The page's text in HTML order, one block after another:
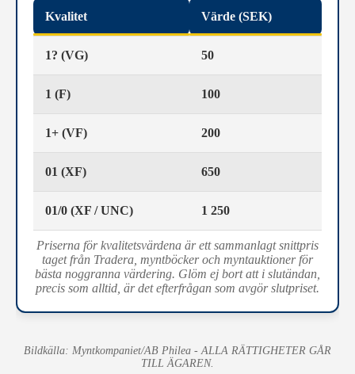
Kvalitet Värde (SEK)
1? (VG) 50
1 (F) 100
1+ (VF) 200
01 (XF) 650
01/0 (XF / UNC) 1 250
Priserna för kvalitetsvärdena är ett sammanlagt snittpris
taget från Tradera, myntböcker och myntauktioner för
bästa noggranna värdering. Glöm ej bort att i slutändan,
precis som alltid, är det efterfrågan som avgör slutpriset.
Bildkälla: Myntkompaniet/AB Philea - ALLA RÄTTIGHETER GÅR
TILL ÄGAREN.